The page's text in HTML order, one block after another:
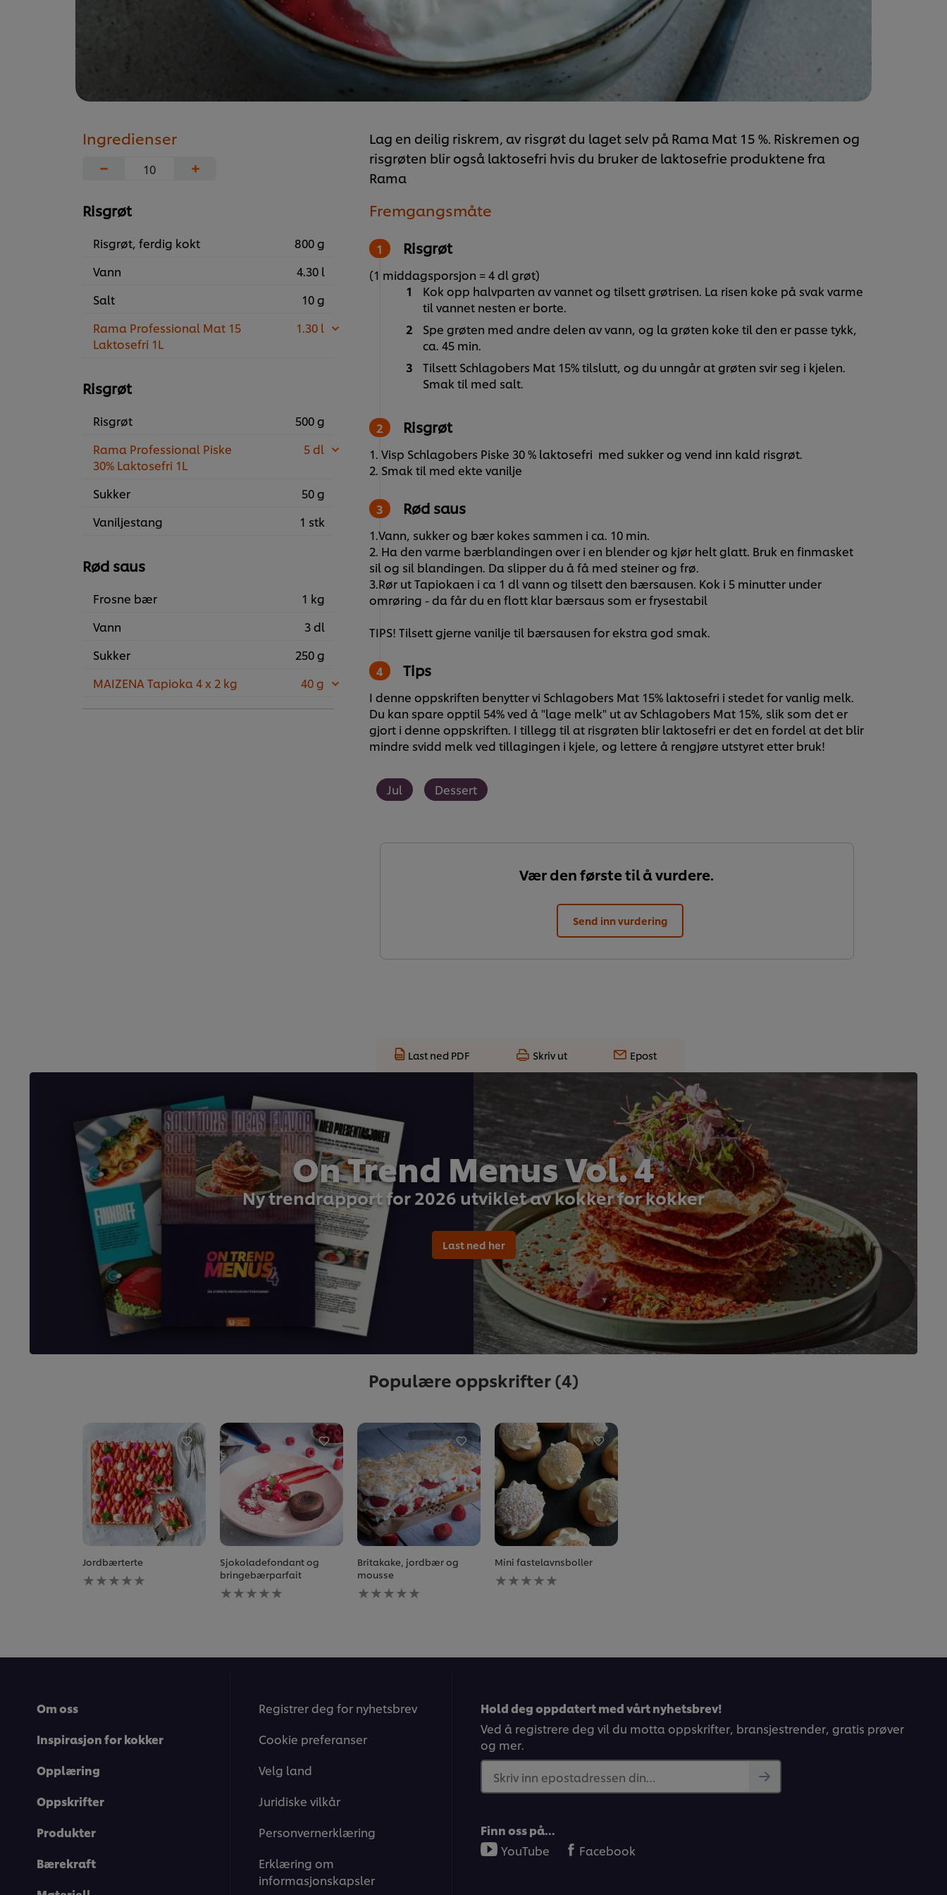
Ingredienser
−
+
Risgrøt
Risgrøt, ferdig kokt
800 g
Vann
4.30 l
Salt
10 g
Rama Professional Mat 15
Laktosefri 1L
1.30 l
Risgrøt
Risgrøt
500 g
Rama Professional Piske
30% Laktosefri 1L
5 dl
Sukker
50 g
Vaniljestang
1 stk
Rød saus
Frosne bær
1 kg
Vann
3 dl
Sukker
250 g
MAIZENA Tapioka 4 x 2 kg
40 g
Lag en deilig riskrem, av risgrøt du laget selv på Rama Mat 15 %. Riskremen og
risgrøten blir også laktosefri hvis du bruker de laktosefrie produktene fra
Rama
Fremgangsmåte
Risgrøt
(1 middagsporsjon = 4 dl grøt)
Kok opp halvparten av vannet og tilsett grøtrisen. La risen koke på svak varme
til vannet nesten er borte.
Spe grøten med andre delen av vann, og la grøten koke til den er passe tykk,
ca. 45 min.
Tilsett Schlagobers Mat 15% tilslutt, og du unngår at grøten svir seg i kjelen.
Smak til med salt.
Risgrøt
1. Visp Schlagobers Piske 30 % laktosefri med sukker og vend inn kald risgrøt.
2. Smak til med ekte vanilje
Rød saus
1.Vann, sukker og bær kokes sammen i ca. 10 min.
2. Ha den varme bærblandingen over i en blender og kjør helt glatt. Bruk en finmasket
sil og sil blandingen. Da slipper du å få med steiner og frø.
3.Rør ut Tapiokaen i ca 1 dl vann og tilsett den bærsausen. Kok i 5 minutter under
omrøring - da får du en flott klar bærsaus som er frysestabil
TIPS! Tilsett gjerne vanilje til bærsausen for ekstra god smak.
Tips
I denne oppskriften benytter vi Schlagobers Mat 15% laktosefri i stedet for vanlig melk.
Du kan spare opptil 54% ved å "lage melk" ut av Schlagobers Mat 15%, slik som det er
gjort i denne oppskriften. I tillegg til at risgrøten blir laktosefri er det en fordel at det blir
mindre svidd melk ved tillagingen i kjele, og lettere å rengjøre utstyret etter bruk!
Jul Dessert
Vær den første til å vurdere.
Send inn vurdering
Last ned PDF Skriv ut Epost
On Trend Menus Vol. 4
Ny trendrapport for 2026 utviklet av kokker for kokker
Last ned her
Populære oppskrifter(4)
Jordbærterte
Ingen
vurderinger
Sjokoladefondant og
bringebærparfait
Ingen
vurderinger
Britakake, jordbær og
mousse
Ingen
vurderinger
Mini fastelavnsboller
Ingen
vurderinger
Om oss
Inspirasjon for kokker
Opplæring
Oppskrifter
Produkter
Bærekraft
Registrer deg for nyhetsbrev
Cookie preferanser
Velg land
Juridiske vilkår
Personvernerklæring
Erklæring om
informasjonskapsler
Hold deg oppdatert med vårt nyhetsbrev!
Ved å registrere deg vil du motta oppskrifter, bransjestrender, gratis prøver
og mer.
Skriv inn epostadressen din…
Finn oss på…
YouTube
Facebook